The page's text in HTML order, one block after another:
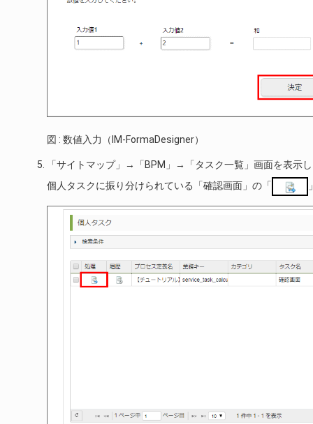
図 : 数値入力（IM-FormaDesigner）
「サイトマップ」→「BPM」→「タスク一覧」画面を表示
個人タスクに振り分けられている「確認画面」の「